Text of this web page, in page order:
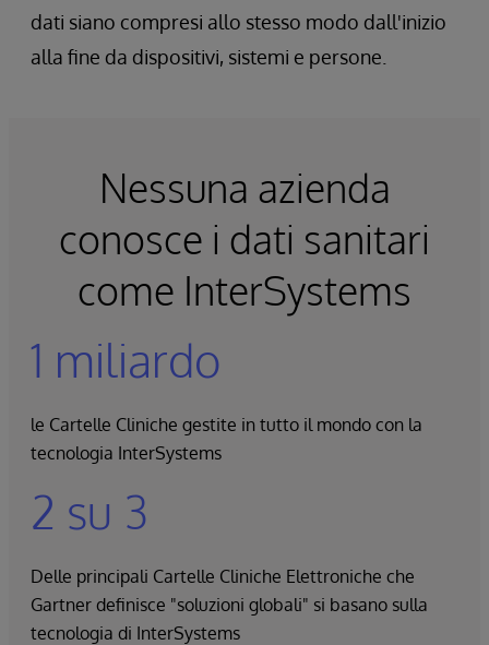
dati siano compresi allo stesso modo dall'inizio
alla fine da dispositivi, sistemi e persone.
Nessuna azienda
conosce i dati sanitari
come InterSystems
1 miliardo
le Cartelle Cliniche gestite in tutto il mondo con la
tecnologia InterSystems
2 su 3
Delle principali Cartelle Cliniche Elettroniche che
Gartner definisce "soluzioni globali" si basano sulla
tecnologia di InterSystems